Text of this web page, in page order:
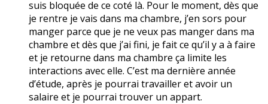
suis bloquée de ce coté là. Pour le moment, dès que
je rentre je vais dans ma chambre, j’en sors pour
manger parce que je ne veux pas manger dans ma
chambre et dès que j’ai fini, je fait ce qu’il y a à faire
et je retourne dans ma chambre ça limite les
interactions avec elle. C’est ma dernière année
d’étude, après je pourrai travailler et avoir un
salaire et je pourrai trouver un appart.